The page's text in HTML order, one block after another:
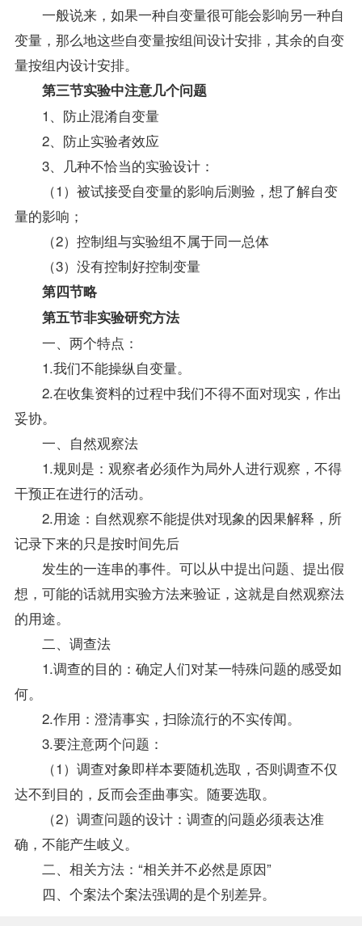
一般说来，如果一种自变量很可能会影响另一种自
变量，那么地这些自变量按组间设计安排，其余的自变
量按组内设计安排。
第三节实验中注意几个问题
1、防止混淆自变量
2、防止实验者效应
3、几种不恰当的实验设计：
（1）被试接受自变量的影响后测验，想了解自变
量的影响；
（2）控制组与实验组不属于同一总体
（3）没有控制好控制变量
第四节略
第五节非实验研究方法
一、两个特点：
1.我们不能操纵自变量。
2.在收集资料的过程中我们不得不面对现实，作出
妥协。
一、自然观察法
1.规则是：观察者必须作为局外人进行观察，不得
干预正在进行的活动。
2.用途：自然观察不能提供对现象的因果解释，所
记录下来的只是按时间先后
发生的一连串的事件。可以从中提出问题、提出假
想，可能的话就用实验方法来验证，这就是自然观察法
的用途。
二、调查法
1.调查的目的：确定人们对某一特殊问题的感受如
何。
2.作用：澄清事实，扫除流行的不实传闻。
3.要注意两个问题：
（1）调查对象即样本要随机选取，否则调查不仅
达不到目的，反而会歪曲事实。随要选取。
（2）调查问题的设计：调查的问题必须表达准
确，不能产生岐义。
二、相关方法：“相关并不必然是原因”
四、个案法个案法强调的是个别差异。